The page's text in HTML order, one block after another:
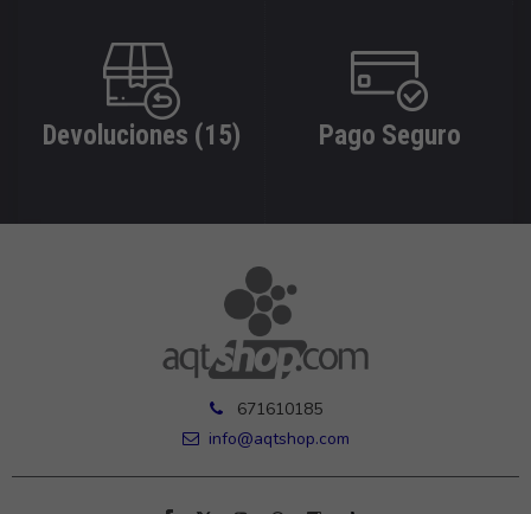
Devoluciones (15) Pago Seguro
671610185
info@aqtshop.com